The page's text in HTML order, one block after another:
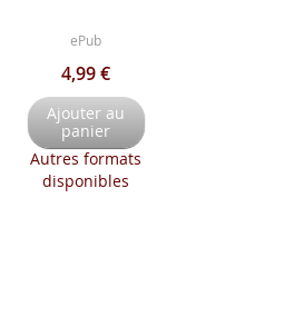
ePub
4,99 €
Ajouter au
panier
Autres formats
disponibles